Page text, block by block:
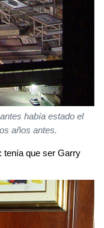
había estado el
años antes.
tenía que ser Garry